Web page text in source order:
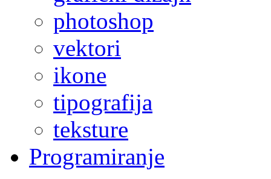
photoshop
vektori
ikone
tipografija
teksture
Programiranje